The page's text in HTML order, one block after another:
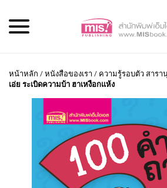
หน้าหลัก /หนังสือของเรา / ความรู้รอบตัว สารา
เอ่ย ระเบิดความบ้า ฮาเหงือกแห้ง